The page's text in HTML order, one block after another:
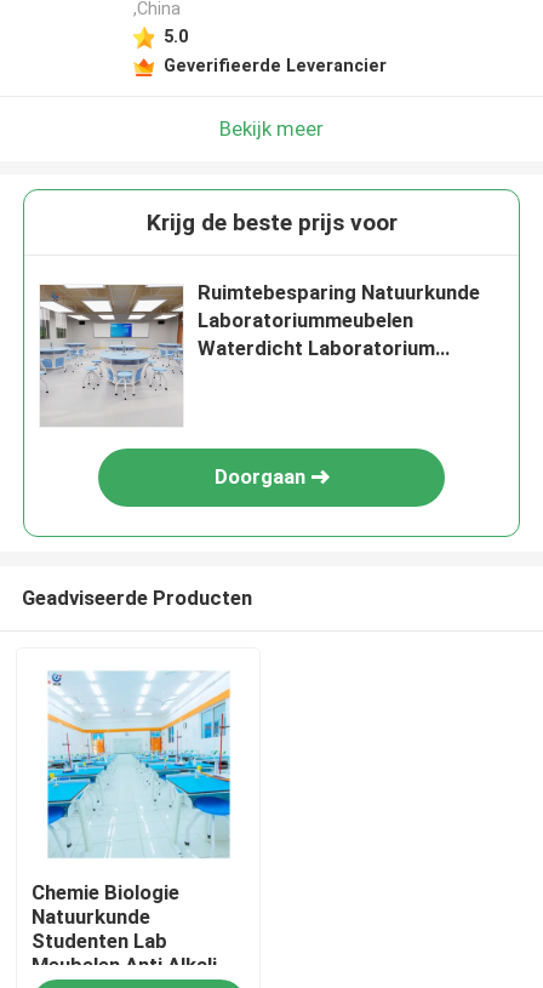
Thuis
Producten
VR-show
,China
5.0
Geverifieerde Leverancier
Bekijk meer
Krijg de beste prijs voor
Ruimtebesparing Natuurkunde
Laboratoriummeubelen
Waterdicht Laboratorium
Doorgaan
Geadviseerde Producten
Chemie Biologie
Natuurkunde
Studenten Lab
Meubelen Anti Alkali